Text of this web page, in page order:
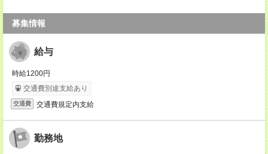
募集情報
給与
時給1200円
交通費別途支給あり
交通費 交通費規定内支給
勤務地